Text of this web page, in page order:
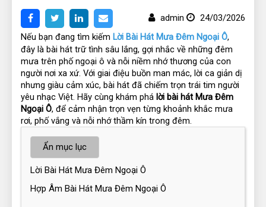
admin
24/03/2026
Nếu bạn đang tìm kiếm Lời Bài Hát Mưa Đêm Ngoại Ô,
đây là bài hát trữ tình sâu lắng, gợi nhắc về những đêm
mưa trên phố ngoại ô và nỗi niềm nhớ thương của con
người nơi xa xứ. Với giai điệu buồn man mác, lời ca giản dị
nhưng giàu cảm xúc, bài hát đã chiếm trọn trái tim người
yêu nhạc Việt. Hãy cùng khám phá lời bài hát Mưa Đêm
Ngoại Ô, để cảm nhận trọn vẹn từng khoảnh khắc mưa
rơi, phố vắng và nỗi nhớ thầm kín trong đêm.
Ẩn mục lục
Lời Bài Hát Mưa Đêm Ngoại Ô
Hợp Âm Bài Hát Mưa Đêm Ngoại Ô